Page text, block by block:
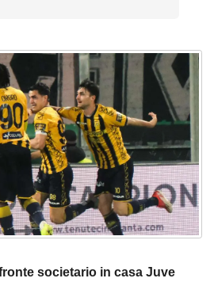
societario in casa Juve